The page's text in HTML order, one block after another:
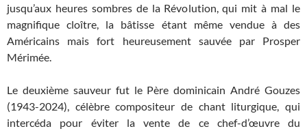
jusqu’aux heures sombres de la Révolution, qui mit à mal le
magnifique cloître, la bâtisse étant même vendue à des
Américains mais fort heureusement sauvée par Prosper
Mérimée.
Le deuxième sauveur fut le Père dominicain André Gouzes
(1943-2024), célèbre compositeur de chant liturgique, qui
intercéda pour éviter la vente de ce chef-d’œuvre du